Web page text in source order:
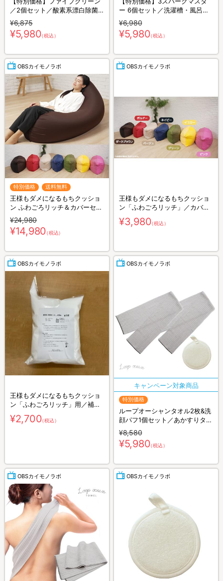
／2個セット／酸素系漂白除菌
洗浄剤／送料無料
¥6,875
¥5,980（税込）
ー 6個セット／洗濯槽・風呂釜
用 洗浄剤
¥6,980
¥5,980（税込）
OBSカイモノラボ
特別価格 送料無料
王様もダメになるもちクッショ
ン ふわごろリッチ＆カバーセッ
ト
¥24,980
¥14,980（税込）
OBSカイモノラボ
王様もダメになるもちクッショ
ン「ふわごろリッチ」／カバー
（無地タイプ）
¥3,980（税込）
OBSカイモノラボ
王様もダメになるもちクッショ
ン「ふわごろリッチ」用／補充
ビーズ
¥2,700（税込）
OBSカイモノラボ
特別価格
ループオーシャンタオル2枚&洗
顔パフ1個セット／あかすりタオ
ル
¥8,580
¥5,980（税込）
OBSカイモノラボ OBSカイモノラボ